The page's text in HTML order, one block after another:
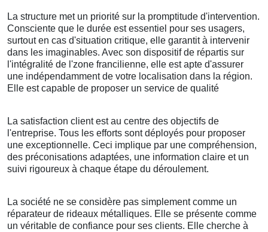
La structure met un priorité sur la promptitude d'intervention.
Consciente que le durée est essentiel pour ses usagers,
surtout en cas d'situation critique, elle garantit à intervenir
dans les imaginables. Avec son dispositif de répartis sur
l'intégralité de l'zone francilienne, elle est apte d'assurer
une indépendamment de votre localisation dans la région.
Elle est capable de proposer un service de qualité
La satisfaction client est au centre des objectifs de
l'entreprise. Tous les efforts sont déployés pour proposer
une exceptionnelle. Ceci implique par une compréhension,
des préconisations adaptées, une information claire et un
suivi rigoureux à chaque étape du déroulement.
La société ne se considère pas simplement comme un
réparateur de rideaux métalliques. Elle se présente comme
un véritable de confiance pour ses clients. Elle cherche à